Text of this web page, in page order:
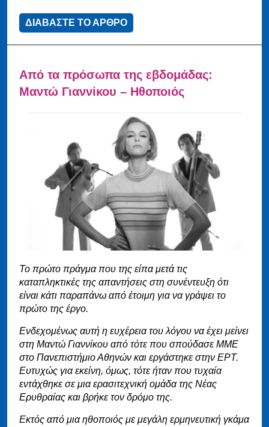
ΔΙΑΒΑΣΤΕ ΤΟ ΑΡΘΡΟ
Από τα πρόσωπα της εβδομάδας:
Μαντώ Γιαννίκου – Ηθοποιός
Το πρώτο πράγμα που της είπα μετά τις
καταπληκτικές της απαντήσεις στη συνέντευξη ότι
είναι κάτι παραπάνω από έτοιμη για να γράψει το
πρώτο της έργο.
Ενδεχομένως αυτή η ευχέρεια του λόγου να έχει μείνει
στη Μαντώ Γιαννίκου από τότε που σπούδασε ΜΜΕ
στο Πανεπιστήμιο Αθηνών και εργάστηκε στην ΕΡΤ.
Ευτυχώς για εκείνη, όμως, τότε ήταν που τυχαία
εντάχθηκε σε μια ερασιτεχνική ομάδα της Νέας
Ερυθραίας και βρήκε τον δρόμο της.
Εκτός από μια ηθοποιός με μεγάλη ερμηνευτική γκάμα